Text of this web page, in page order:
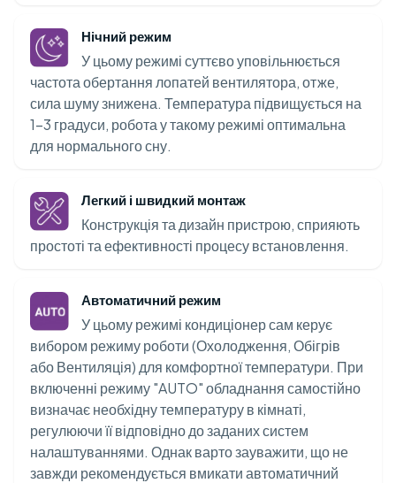
Нічний режим
У цьому режимі суттєво уповільнюється
частота обертання лопатей вентилятора, отже,
сила шуму знижена. Температура підвищується на
1-3 градуси, робота у такому режимі оптимальна
для нормального сну.
Легкий і швидкий монтаж
Конструкція та дизайн пристрою, сприяють
простоті та ефективності процесу встановлення.
Автоматичний режим
У цьому режимі кондиціонер сам керує
вибором режиму роботи (Охолодження, Обігрів
або Вентиляція) для комфортної температури. При
включенні режиму "AUTO" обладнання самостійно
визначає необхідну температуру в кімнаті,
регулюючи її відповідно до заданих систем
налаштуваннями. Однак варто зауважити, що не
завжди рекомендується вмикати автоматичний